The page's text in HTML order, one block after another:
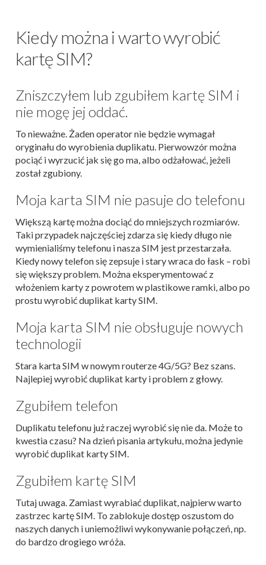
Kiedy można i warto wyrobić
kartę SIM?
Zniszczyłem lub zgubiłem kartę SIM i
nie mogę jej oddać.
To nieważne. Żaden operator nie będzie wymagał
oryginału do wyrobienia duplikatu. Pierwowzór można
pociąć i wyrzucić jak się go ma, albo odżałować, jeżeli
został zgubiony.
Moja karta SIM nie pasuje do telefonu
Większą kartę można dociąć do mniejszych rozmiarów.
Taki przypadek najczęściej zdarza się kiedy długo nie
wymienialiśmy telefonu i nasza SIM jest przestarzała.
Kiedy nowy telefon się zepsuje i stary wraca do łask – robi
się większy problem. Można eksperymentować z
włożeniem karty z powrotem w plastikowe ramki, albo po
prostu wyrobić duplikat karty SIM.
Moja karta SIM nie obsługuje nowych
technologii
Stara karta SIM w nowym routerze 4G/5G? Bez szans.
Najlepiej wyrobić duplikat karty i problem z głowy.
Zgubiłem telefon
Duplikatu telefonu już raczej wyrobić się nie da. Może to
kwestia czasu? Na dzień pisania artykułu, można jedynie
wyrobić duplikat karty SIM.
Zgubiłem kartę SIM
Tutaj uwaga. Zamiast wyrabiać duplikat, najpierw warto
zastrzec kartę SIM. To zablokuje dostęp oszustom do
naszych danych i uniemożliwi wykonywanie połączeń, np.
do bardzo drogiego wróża.